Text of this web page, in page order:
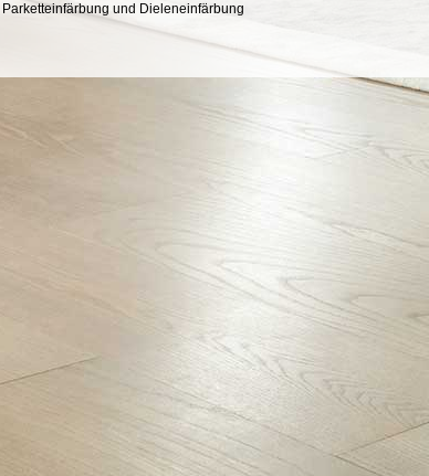
Parketteinfärbung und Dieleneinfärbung